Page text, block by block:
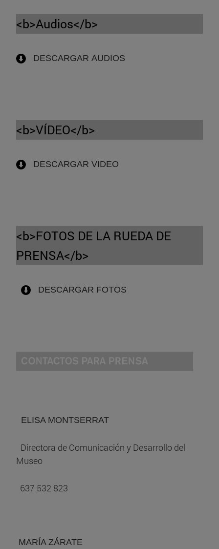
<b>Audios</b>
DESCARGAR AUDIOS
<b>VÍDEO</b>
DESCARGAR VIDEO
<b>FOTOS DE LA RUEDA DE
PRENSA</b>
DESCARGAR FOTOS
ELISA MONTSERRAT
Directora de Comunicación y Desarrollo del
Museo
637 532 823
MARÍA ZÁRATE